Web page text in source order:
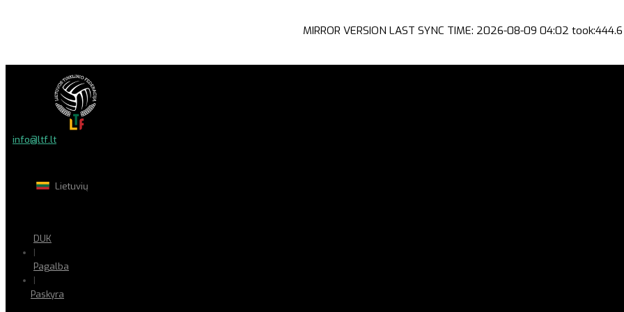
MIRROR VERSION LAST SYNC TIME: 2026-08-09 04:02
info@ltf.lt
Lietuvių
DUK
|
Pagalba
|
Paskyra